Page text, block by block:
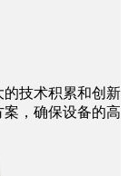
技术积累和创新
，确保设备的高